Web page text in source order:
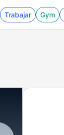
Trabajar Gym